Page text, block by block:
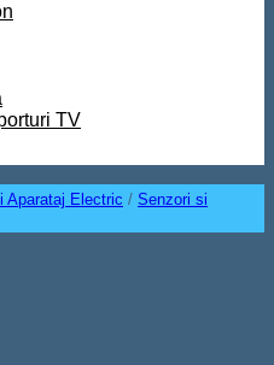
TV
Aparataj Electric / Senzori si